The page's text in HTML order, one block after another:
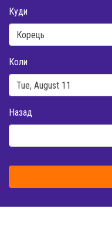
Куди
Коли
Назад